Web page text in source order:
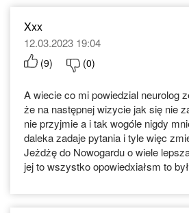
Xxx
12.03.2023 19:04
(9) (0)
A wiecie co mi powiedzial neurolog
że na następnej wizycie jak się nie
nie przyjmie a i tak wogóle nigdy
daleka zadaje pytania i tyle więc
Jeżdżę do Nowogardu o wiele
jej to wszystko opowiedxiałsm to